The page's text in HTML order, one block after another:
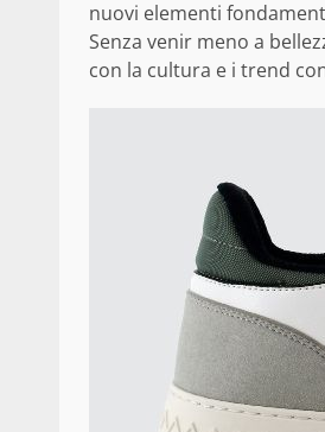
nuovi elementi
Senza venir meno a
con la cultura e i trend